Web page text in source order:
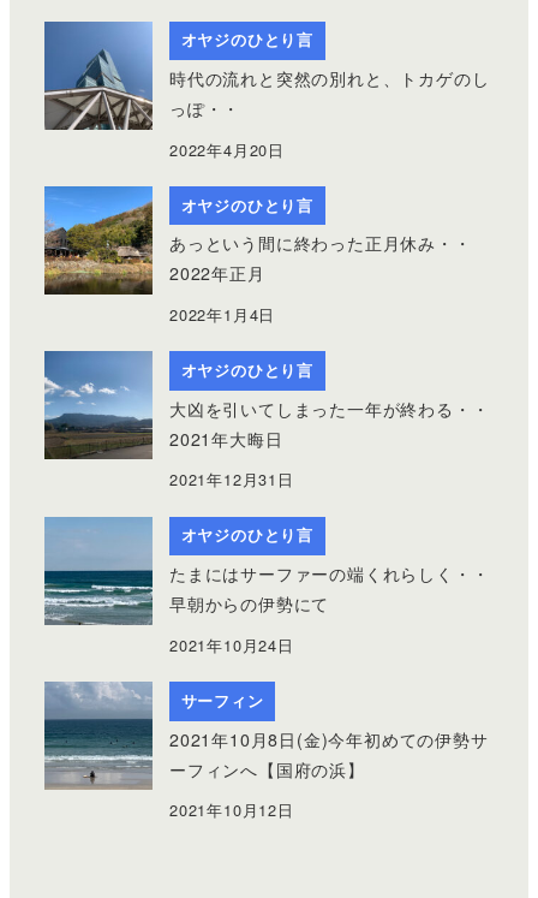
オヤジのひとり言
時代の流れと突然の別れと、トカゲのし
っぽ・・
2022年4月20日
オヤジのひとり言
あっという間に終わった正月休み・・
2022年正月
2022年1月4日
オヤジのひとり言
大凶を引いてしまった一年が終わる・・
2021年大晦日
2021年12月31日
オヤジのひとり言
たまにはサーファーの端くれらしく・・
早朝からの伊勢にて
2021年10月24日
サーフィン
2021年10月8日(金)今年初めての伊勢サ
ーフィンへ【国府の浜】
2021年10月12日